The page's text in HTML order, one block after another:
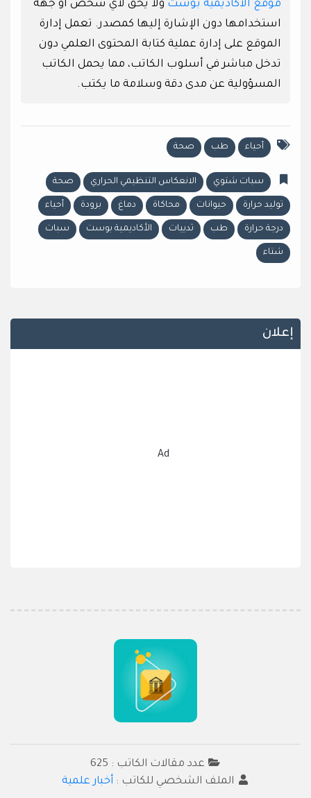
موقع الأكاديمية بوست ولا يحق لأي شخص أو جهة
استخدامها دون الإشارة إليها كمصدر. تعمل إدارة
الموقع على إدارة عملية كتابة المحتوى العلمي دون
تدخل مباشر في أسلوب الكاتب، مما يحمل الكاتب
المسؤولية عن مدى دقة وسلامة ما يكتب.
أحياء طب صحة
سبات شتوي الانعكاس التنظيمي الحراري صحة
توليد حرارة حيوانات محاكاة دماغ برودة أحياء
درجة حرارة طب ثدييات الأكاديمية بوست سبات
شتاء
إعلان
Ad
عدد مقالات الكاتب : 625
الملف الشخصي للكاتب : أخبار علمية